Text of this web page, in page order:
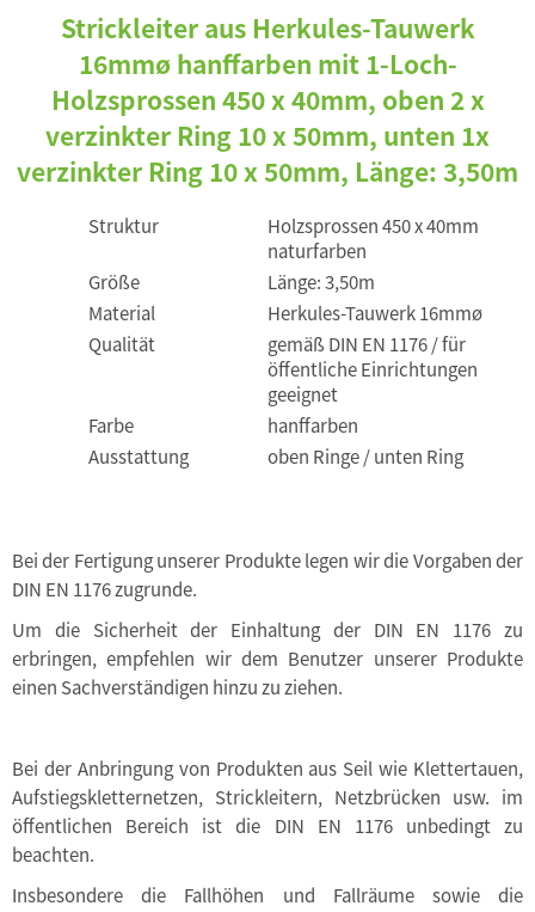
Strickleiter aus Herkules-Tauwerk
16mmø hanffarben mit 1-Loch-
Holzsprossen 450 x 40mm, oben 2 x
verzinkter Ring 10 x 50mm, unten 1x
verzinkter Ring 10 x 50mm, Länge: 3,50m
Struktur
Holzsprossen 450 x 40mm
naturfarben
Größe
Länge: 3,50m
Material
Herkules-Tauwerk 16mmø
Qualität
gemäß DIN EN 1176 / für
öffentliche Einrichtungen
geeignet
Farbe
hanffarben
Ausstattung
oben Ringe / unten Ring
Bei der Fertigung unserer Produkte legen wir die Vorgaben der
DIN EN 1176 zugrunde.
Um die Sicherheit der Einhaltung der DIN EN 1176 zu
erbringen, empfehlen wir dem Benutzer unserer Produkte
einen Sachverständigen hinzu zu ziehen.
Bei der Anbringung von Produkten aus Seil wie Klettertauen,
Aufstiegskletternetzen, Strickleitern, Netzbrücken usw. im
öffentlichen Bereich ist die DIN EN 1176 unbedingt zu
beachten.
Insbesondere die Fallhöhen und Fallräume sowie die